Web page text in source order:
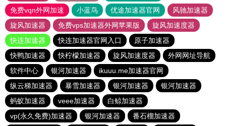
免费vqn外网加速
小蓝鸟 优途加速器官网
风驰加速器
旋风加速器
免费vps加速器外网苹果版
旋风加速度器
快连加速器
快连加速器官网入口
原子加速器
快鸭加速器
快柠檬加速器 旋风加速度器
外网网址导航
软件中心
银河加速器
ikuuu.me加速器官网
纵云梯加速器
暴雪加速器 银河加速器
银河加速器
蚂蚁加速器
veee加速器
白鲸加速器
vp(永久免费)加速器
银河加速器 番石榴加速器